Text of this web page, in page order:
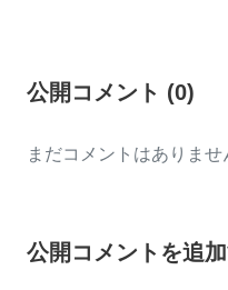
公開コメント (0)
まだコメントはありませ
公開コメントを追